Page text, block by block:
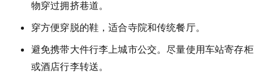
物穿过拥挤巷道。
穿方便穿脱的鞋，适合寺院和传统餐厅。
避免携带大件行李上城市公交。尽量使用车站寄存柜
或酒店行李转送。